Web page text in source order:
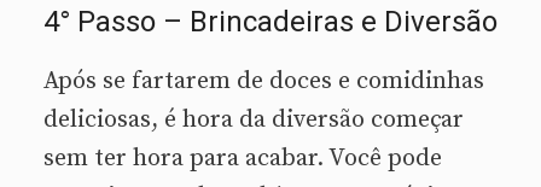
4° Passo – Brincadeiras e Diversão
Após se fartarem de doces e comidinhas
deliciosas, é hora da diversão começar
sem ter hora para acabar. Você pode